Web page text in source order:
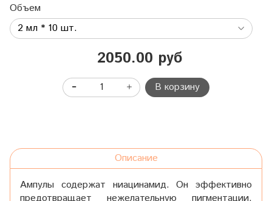
Объем
2050.00 руб
В корзину
Описание
Ампулы содержат ниацинамид. Он эффективно
предотвращает нежелательную пигментации,